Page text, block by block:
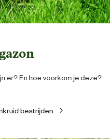
er? En hoe voorkom je deze?
bestrijden